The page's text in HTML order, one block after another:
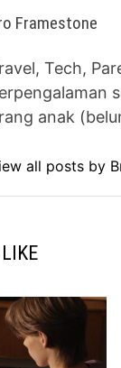
Framestone
Tech,
anak
all posts by